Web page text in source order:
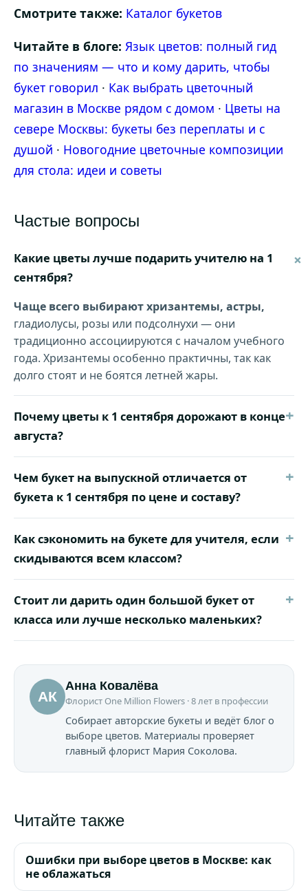
Смотрите также: Каталог букетов
Читайте в блоге: Язык цветов: полный гид
по значениям — что и кому дарить, чтобы
букет говорил · Как выбрать цветочный
магазин в Москве рядом с домом · Цветы на
севере Москвы: букеты без переплаты и с
душой · Новогодние цветочные композиции
для стола: идеи и советы
Частые вопросы
Какие цветы лучше подарить учителю на 1
сентября?
+
Чаще всего выбирают хризантемы, астры,
гладиолусы, розы или подсолнухи — они
традиционно ассоциируются с началом учебного
года. Хризантемы особенно практичны, так как
долго стоят и не боятся летней жары.
Почему цветы к 1 сентября дорожают в конце
августа?
+
Чем букет на выпускной отличается от
букета к 1 сентября по цене и составу?
+
Как сэкономить на букете для учителя, если
скидываются всем классом?
+
Стоит ли дарить один большой букет от
класса или лучше несколько маленьких?
+
АК
Анна Ковалёва
Флорист One Million Flowers · 8 лет в профессии
Собирает авторские букеты и ведёт блог о
выборе цветов. Материалы проверяет
главный флорист Мария Соколова.
Читайте также
Ошибки при выборе цветов в Москве: как
не облажаться